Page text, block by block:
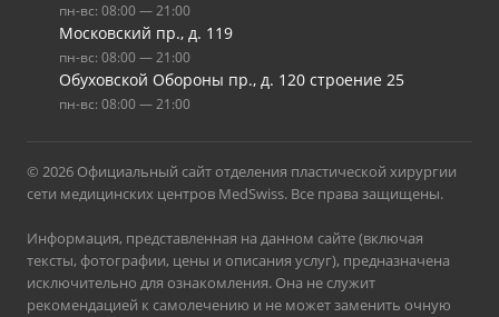
пн-вс: 08:00 — 21:00
Московский пр., д. 119
пн-вс: 08:00 — 21:00
Обуховской Обороны пр., д. 120 строение 25
пн-вс: 08:00 — 21:00
© 2026 Официальный сайт отделения пластической хирургии
сети медицинских центров MedSwiss. Все права защищены.
Информация, представленная на данном сайте (включая
тексты, фотографии, цены и описания услуг), предназначена
исключительно для ознакомления. Она не служит
рекомендацией к самолечению и не может заменить очную